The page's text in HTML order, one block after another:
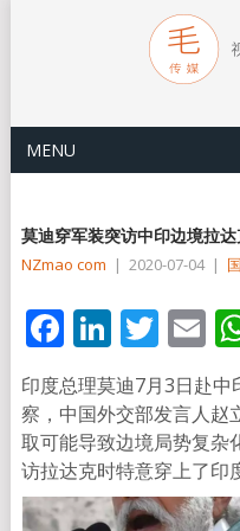
MENU
莫迪穿军装突访中印边境拉达
NZmao com | 2020-07-04 |
Facebook
印度总理莫迪7月3日赴
察，中国外交部发言人赵
取可能导致边境局势复杂
访拉达克时特意穿上了印